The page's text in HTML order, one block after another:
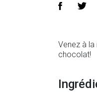
Venez à
chocolat!